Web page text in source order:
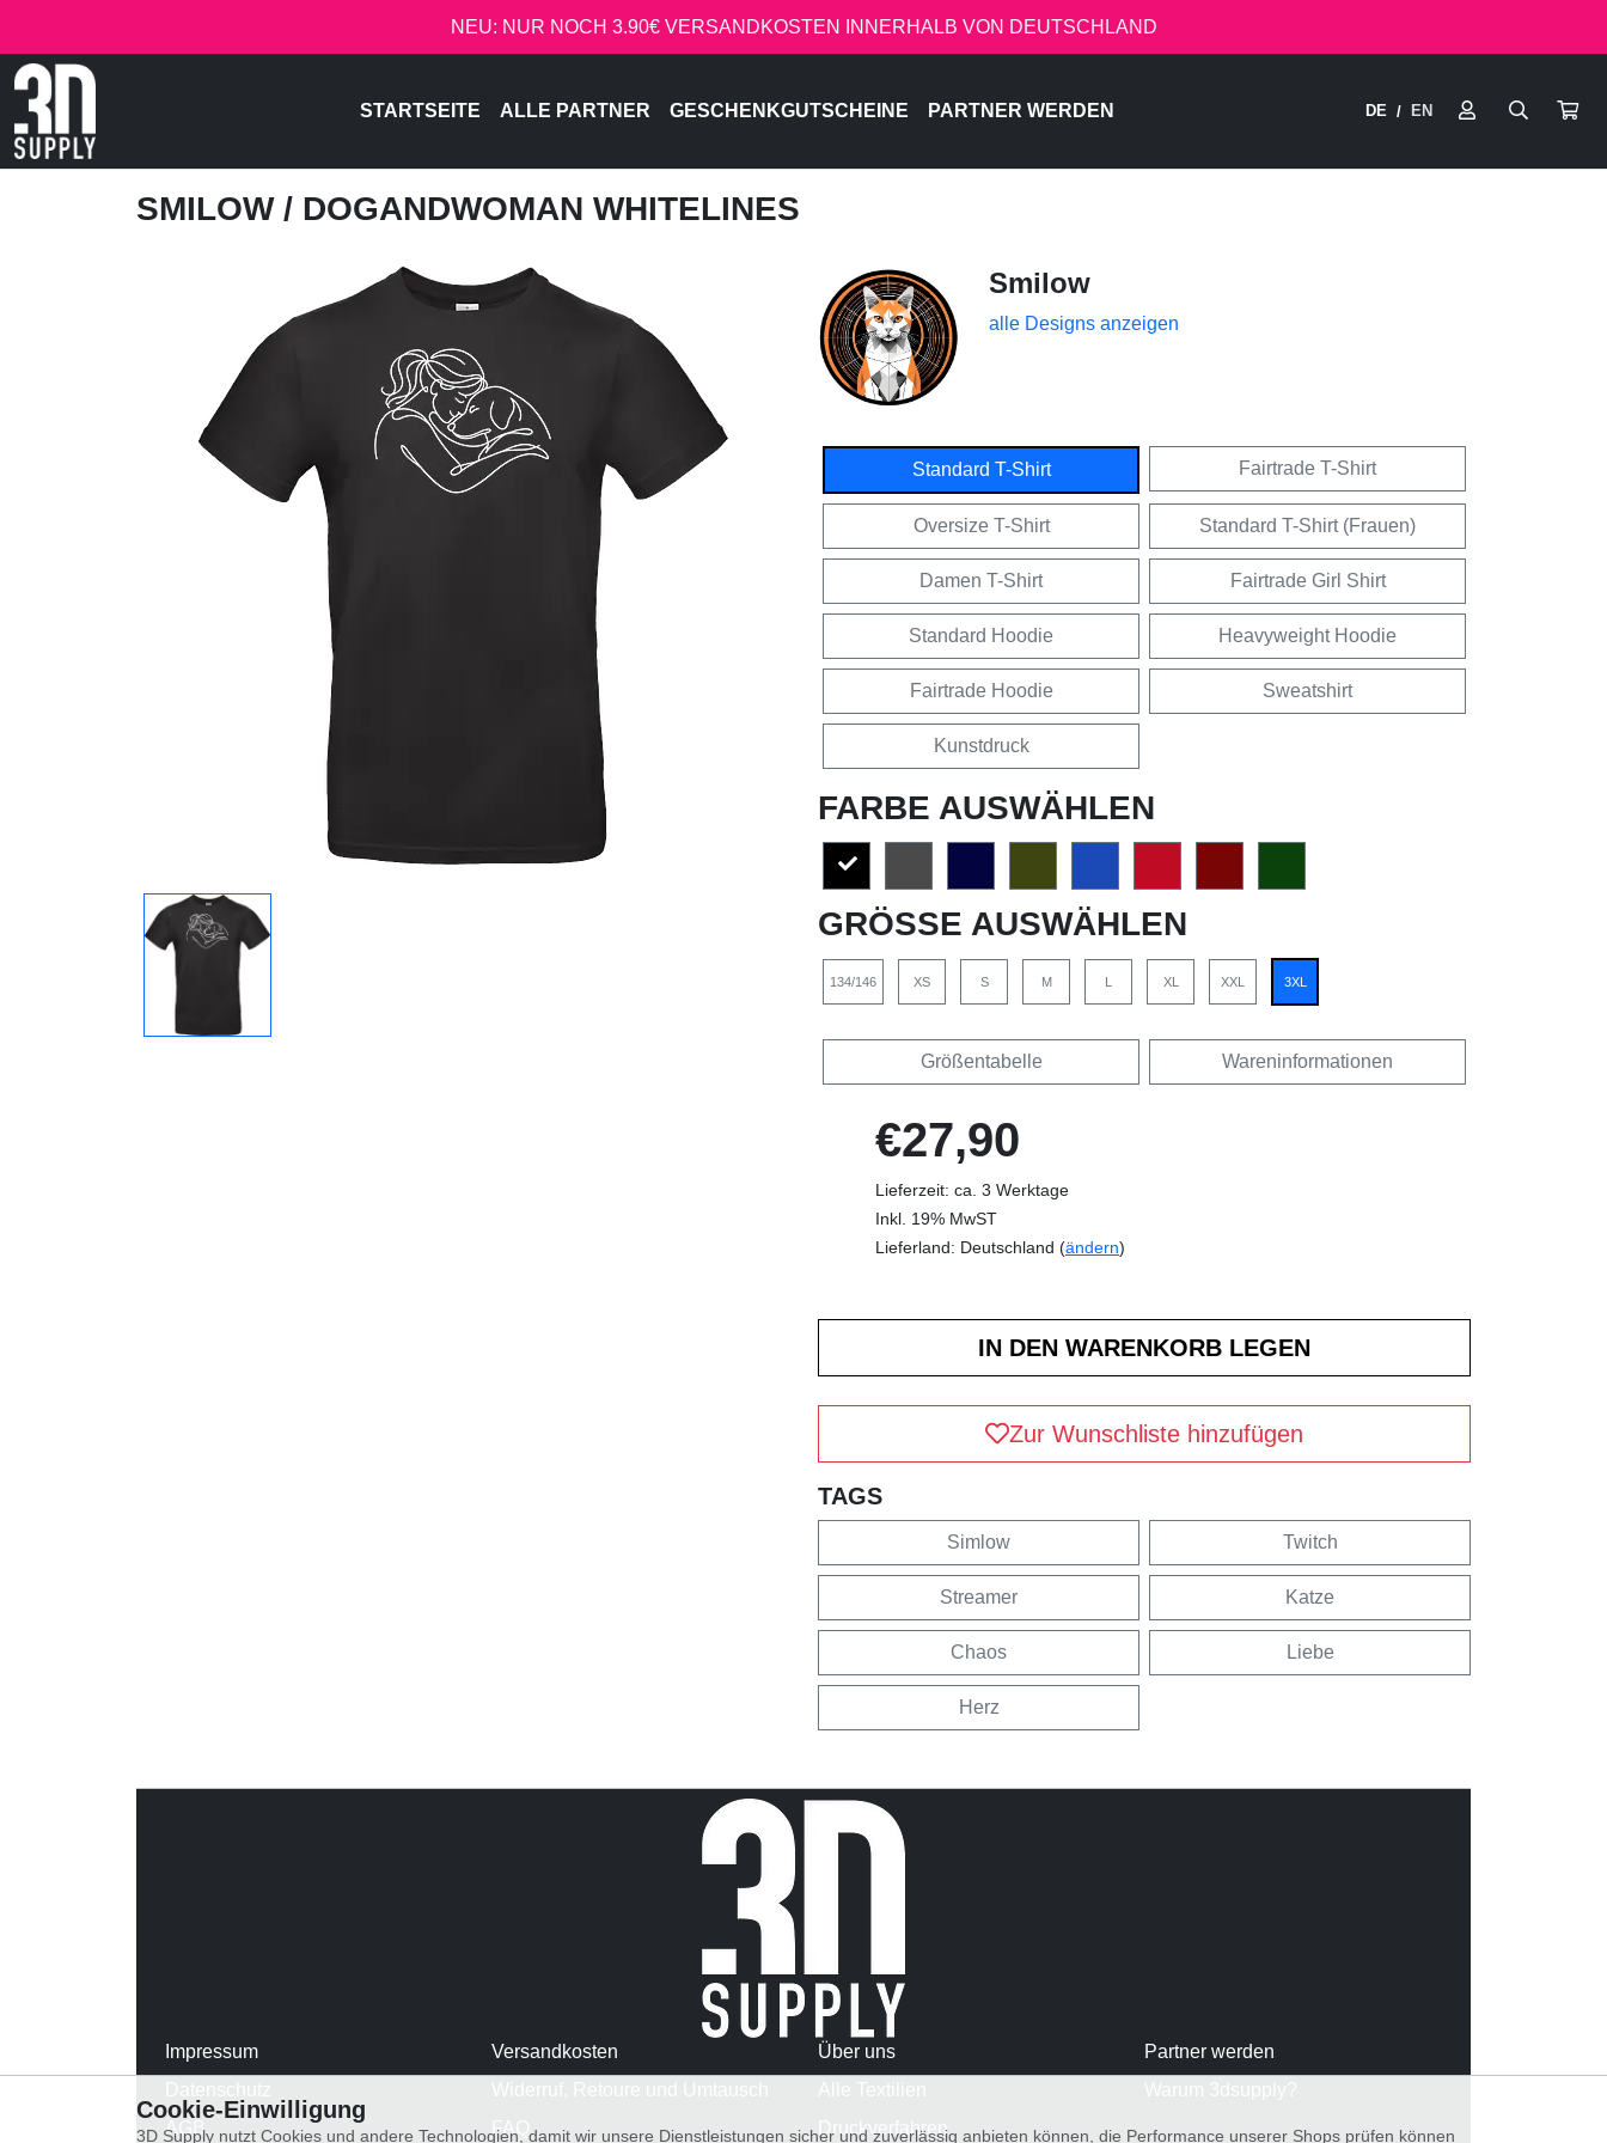
NEU: NUR NOCH 3.90€ VERSANDKOSTEN INNERHALB VON DEUTSCHLAND
STARTSEITE ALLE PARTNER GESCHENKGUTSCHEINE PARTNER WERDEN DE / EN
SMILOW / DOGANDWOMAN WHITELINES
Smilow
alle Designs anzeigen
Standard T-Shirt Fairtrade T-Shirt
Oversize T-Shirt Standard T-Shirt (Frauen)
Damen T-Shirt Fairtrade Girl Shirt
Standard Hoodie Heavyweight Hoodie
Fairtrade Hoodie Sweatshirt
Kunstdruck
FARBE AUSWÄHLEN
GRÖSSE AUSWÄHLEN
134/146 XS S M XL XXL 3XL
Größentabelle Wareninformationen
€27,90
Lieferzeit: ca. 3 Werktage
Inkl. 19% MwST
Lieferland: Deutschland (ändern)
Zur Wunschliste hinzufügen
TAGS
Simlow Twitch
Streamer Katze
Chaos Liebe
Herz
Impressum
AGB
Versandkosten
FAQ
Über uns
Druckverfahren
Partner werden
Cookie-Einwilligung
3D Supply nutzt Cookies und andere Technologien, damit wir unsere Dienstleistungen sicher und zuverlässig anbieten können, die Performance unserer Shops prüfen können